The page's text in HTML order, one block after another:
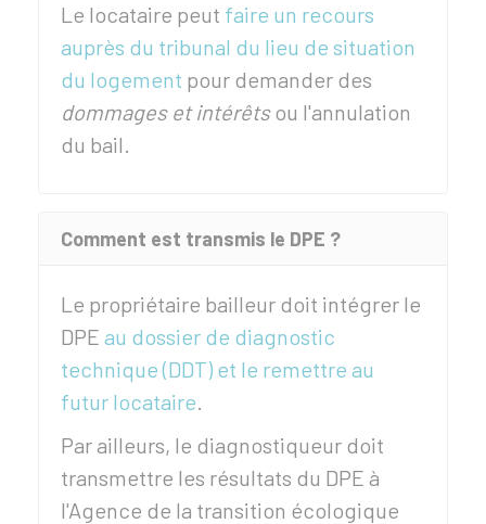
Le locataire peut faire un recours
auprès du tribunal du lieu de situation
du logement pour demander des
dommages et intérêtsou l'annulation
du bail.
Comment est transmis le DPE ?
Le propriétaire bailleur doit intégrer le
DPE au dossier de diagnostic
technique (DDT) et le remettre au
futur locataire.
Par ailleurs, le diagnostiqueur doit
transmettre les résultats du DPE à
l'Agence de la transition écologique